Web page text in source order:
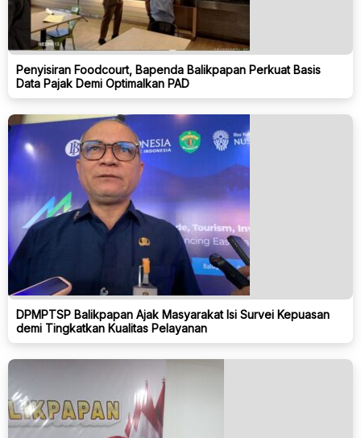
Penyisiran Foodcourt, Bapenda Balikpapan Perkuat Basis
Data Pajak Demi Optimalkan PAD
DPMPTSP Balikpapan Ajak Masyarakat Isi Survei Kepuasan
demi Tingkatkan Kualitas Pelayanan